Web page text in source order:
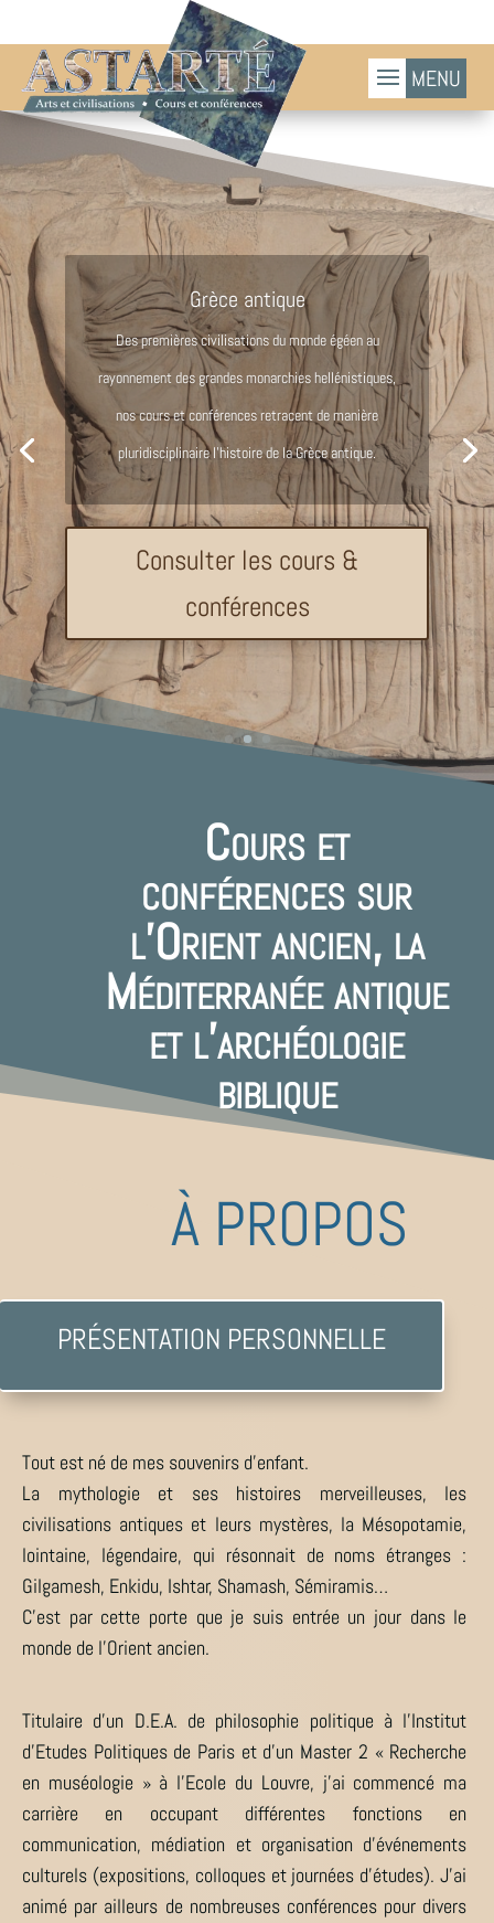
Grèce antique
Des premières civilisations du monde égéen au
rayonnement des grandes monarchies hellénistiques,
nos cours et conférences retracent de manière
pluridisciplinaire l’histoire de la Grèce antique.
Consulter les cours &
conférences
Bible, histoire et archéologie
Monument culturel et religieux, la Bible s’ancre dans
une histoire longue et complexe, nourrie d’influences
multiples.
Parce qu’il importe de connaître ce contexte pour
comprendre et se repérer dans les textes, nos cours
et conférences ont été conçus à la fois comme une
introduction, un accompagnement et une invitation à
aller plus loin.
Cours et
conférences sur
l’Orient ancien, la
Méditerranée antique
et l’archéologie
biblique
À PROPOS
PRÉSENTATION PERSONNELLE
Tout est né de mes souvenirs d’enfant.
La mythologie et ses histoires merveilleuses, les
civilisations antiques et leurs mystères, la Mésopotamie,
lointaine, légendaire, qui résonnait de noms étranges :
Gilgamesh, Enkidu, Ishtar, Shamash, Sémiramis…
C’est par cette porte que je suis entrée un jour dans le
monde de l’Orient ancien.
Titulaire d’un D.E.A. de philosophie politique à l’Institut
d’Etudes Politiques de Paris et d’un Master 2 « Recherche
en muséologie » à l’Ecole du Louvre, j’ai commencé ma
carrière en occupant différentes fonctions en
communication, médiation et organisation d’événements
culturels (expositions, colloques et journées d’études). J’ai
animé par ailleurs de nombreuses conférences pour divers